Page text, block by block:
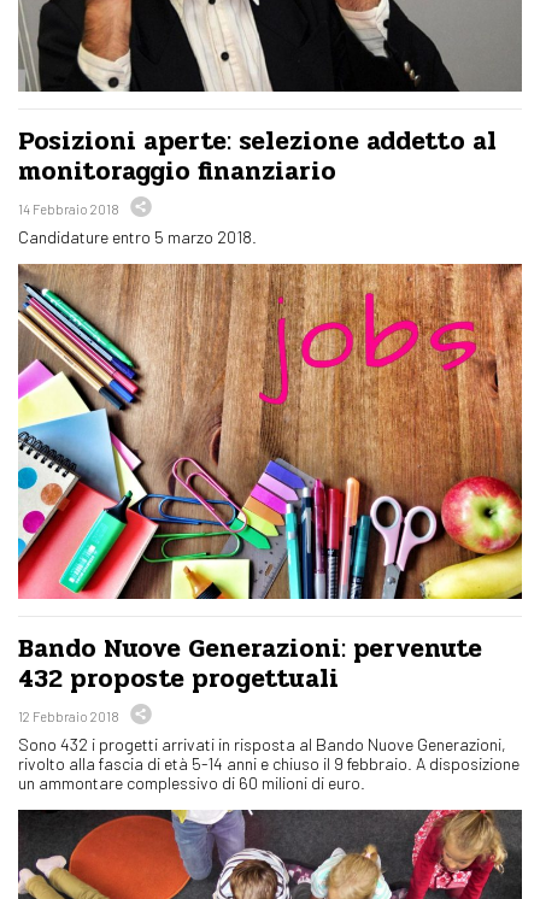
Posizioni aperte: selezione addetto al
monitoraggio finanziario
14 Febbraio 2018
Candidature entro 5 marzo 2018.
Bando Nuove Generazioni: pervenute
432 proposte progettuali
12 Febbraio 2018
Sono 432 i progetti arrivati in risposta al Bando Nuove Generazioni,
rivolto alla fascia di età 5-14 anni e chiuso il 9 febbraio. A disposizione
un ammontare complessivo di 60 milioni di euro.